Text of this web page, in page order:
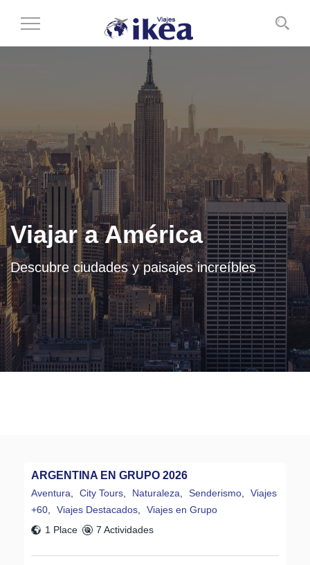
Cambiar
Viajar a América
Descubre ciudades y paisajes increíbles
ARGENTINA EN GRUPO 2026
Aventura City Tours Naturaleza Senderismo
Viajes
+60
Viajes Destacados
Viajes en Grupo
1 Place
7 Actividades